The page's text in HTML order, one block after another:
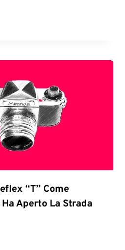
“T” Come
Aperto La Strada